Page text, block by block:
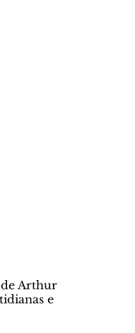
de Arthur
e